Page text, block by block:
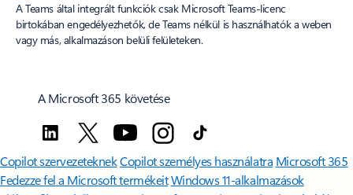
A Teams által integrált funkciók csak Microsoft Teams-licenc
birtokában engedélyezhetők, de Teams nélkül is használhatók a weben
vagy más, alkalmazáson belüli felületeken.
A Microsoft 365 követése
Copilot szervezeteknekCopilot személyes használatra Microsoft 365
Fedezze fel a Microsoft termékeitWindows 11-alkalmazások